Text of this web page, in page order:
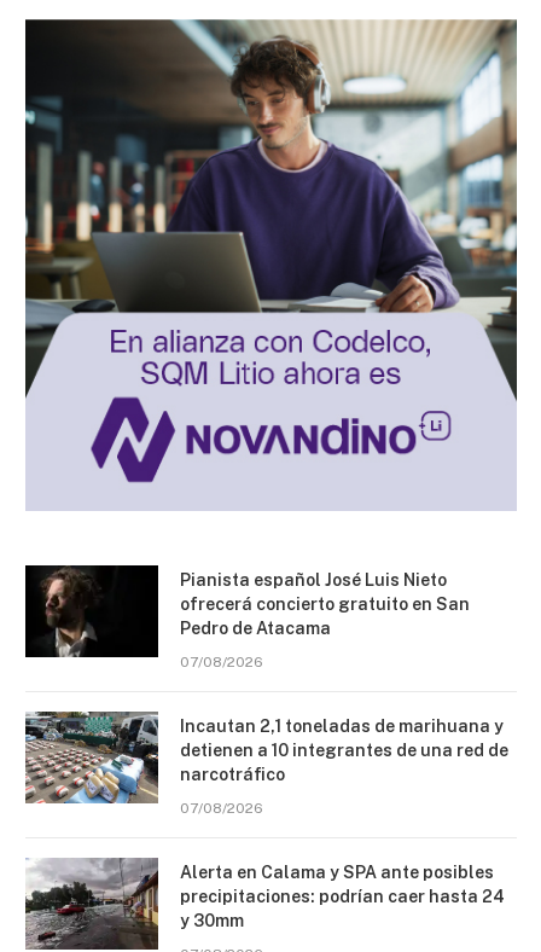
Pianista español José Luis Nieto
ofrecerá concierto gratuito en San
Pedro de Atacama
07/08/2026
Incautan 2,1 toneladas de marihuana y
detienen a 10 integrantes de una red de
narcotráfico
07/08/2026
Alerta en Calama y SPA ante posibles
precipitaciones: podrían caer hasta 24
y 30mm